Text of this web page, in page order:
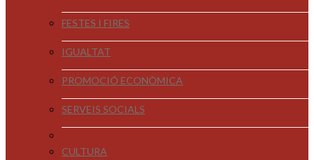
FESTES I FIRES
IGUALTAT
PROMOCIÓ ECONÒMICA
SERVEIS SOCIALS
CULTURA